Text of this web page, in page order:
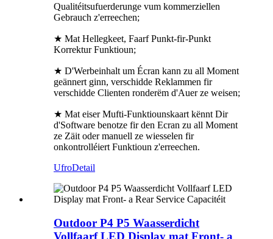
Qualitéitsufuerderunge vum kommerziellen
Gebrauch z'erreechen;
★ Mat Hellegkeet, Faarf Punkt-fir-Punkt
Korrektur Funktioun;
★ D'Werbeinhalt um Écran kann zu all Moment
geännert ginn, verschidde Reklammen fir
verschidde Clienten ronderëm d'Auer ze weisen;
★ Mat eiser Mufti-Funktiounskaart kënnt Dir
d'Software benotze fir den Ecran zu all Moment
ze Zäit oder manuell ze wiesselen fir
onkontrolléiert Funktioun z'erreechen.
UfroDetail
Outdoor P4 P5 Waasserdicht
Vollfaarf LED Display mat Front- a